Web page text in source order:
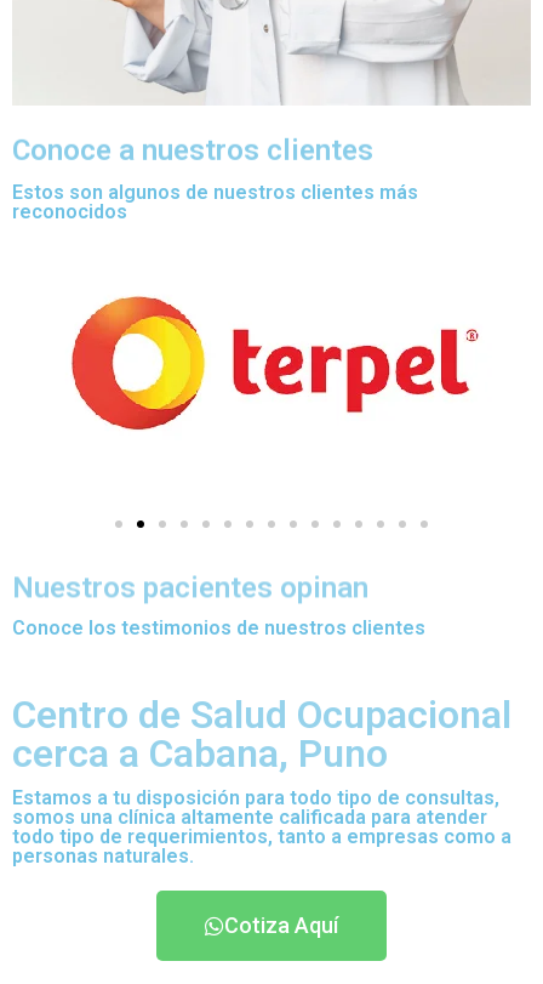
Conoce a nuestros clientes
Estos son algunos de nuestros clientes más
reconocidos
Nuestros pacientes opinan
Conoce los testimonios de nuestros clientes
Centro de Salud Ocupacional
cerca a Cabana, Puno
Estamos a tu disposición para todo tipo de consultas,
somos una clínica altamente calificada para atender
todo tipo de requerimientos, tanto a empresas como a
personas naturales.
Cotiza Aquí